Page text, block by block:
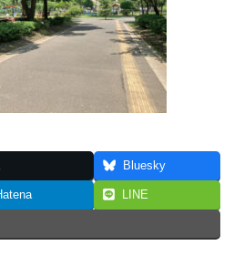
Bluesky
LINE